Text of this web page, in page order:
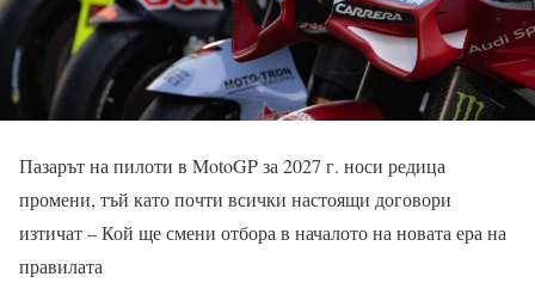
Пазарът на пилоти в MotoGP за 2027 г. носи редица
промени, тъй като почти всички настоящи договори
изтичат – Кой ще смени отбора в началото на новата ера на
правилата